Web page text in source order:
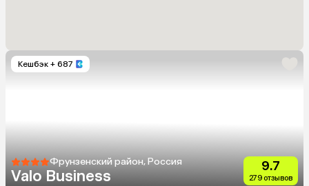
Кешбэк + 687
Фрунзенский район, Россия
Valo Business
9.7
279 отзывов